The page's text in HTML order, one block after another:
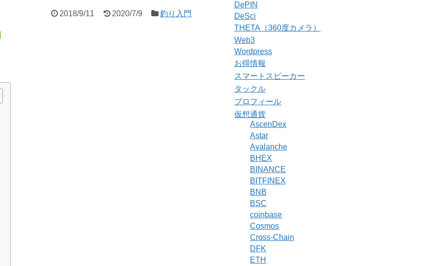
2018/9/11 2020/7/9 釣り入門
DePIN
DeSci
THETA（360度カメラ）
Web3
Wordpress
お得情報
スマートスピーカー
タックル
プロフィール
仮想通貨
AscenDex
Astar
Avalanche
BHEX
BINANCE
BITFINEX
BNB
BSC
coinbase
Cosmos
Cross-Chain
DFK
ETH